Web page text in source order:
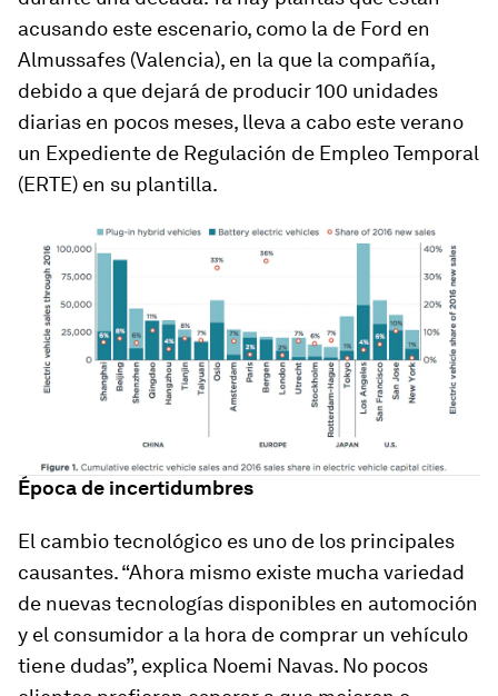
acusando este escenario, como la de Ford en
Almussafes (Valencia), en la que la compañía,
debido a que dejará de producir 100 unidades
diarias en pocos meses, lleva a cabo este verano
un Expediente de Regulación de Empleo Temporal
(ERTE) en su plantilla.
Época de incertidumbres
El cambio tecnológico es uno de los principales
causantes. “Ahora mismo existe mucha variedad
de nuevas tecnologías disponibles en automoción
y el consumidor a la hora de comprar un vehículo
tiene dudas”, explica Noemi Navas. No pocos